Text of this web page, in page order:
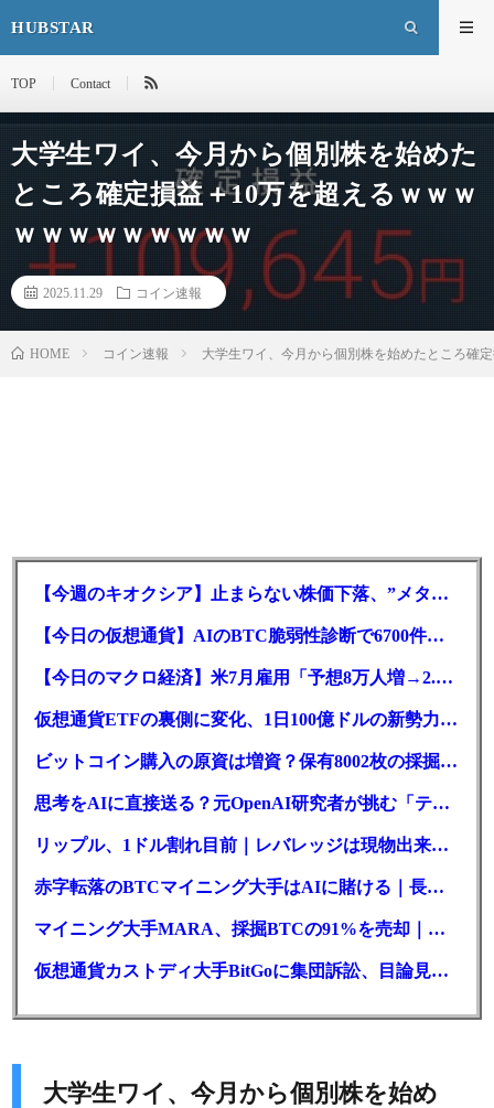
HUBSTAR
TOP Contact
大学生ワイ、今月から個別株を始めた
ところ確定損益＋10万を超えるｗｗｗ
ｗｗｗｗｗｗｗｗｗ
2025.11.29 コイン速報
HOME コイン速報 大学生ワイ、今月から個別株を始めたところ確
【今週のキオクシア】止まらない株価下落、”メタプラネット化”の指摘は本当？
【今日の仮想通貨】AIのBTC脆弱性診断で6700件の指摘。赤字マイニング企業はAIに賭ける
【今日のマクロ経済】米7月雇用「予想8万人増→2.3万人減」で利上げ観測後退
仮想通貨ETFの裏側に変化、1日100億ドルの新勢力がSEC登録
ビットコイン購入の原資は増資？保有8002枚の採掘企業の実態とは
思考をAIに直接送る？元OpenAI研究者が挑む「テレパシー」開発とは
リップル、1ドル割れ目前｜レバレッジは現物出来高の6倍超
赤字転落のBTCマイニング大手はAIに賭ける｜長期負債17.8億ドル
マイニング大手MARA、採掘BTCの91%を売却｜純損失6億ドル
仮想通貨カストディ大手BitGoに集団訴訟、目論見書が争点に
大学生ワイ、今月から個別株を始め